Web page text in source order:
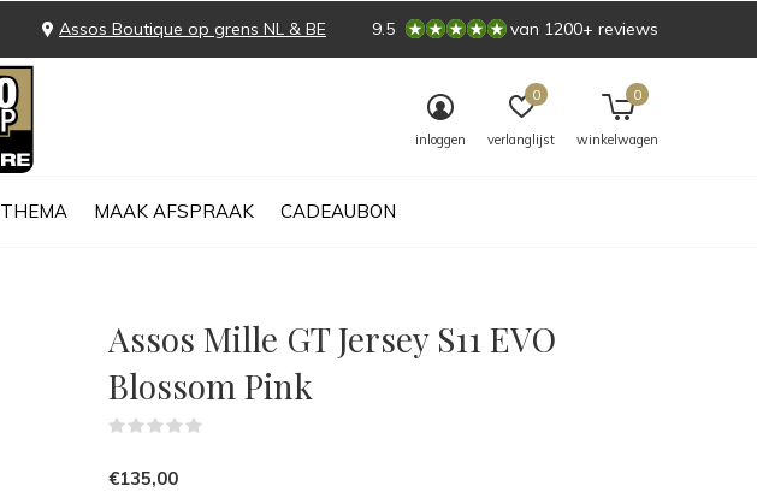
THEMA MAAK AFSPRAAK CADEAUBON
inloggen verlanglijst
0
winkelwagen
0
Assos Boutique op grens NL & BE 9.5 van 1200+ reviews
Assos Mille GT Jersey S11 EVO
Blossom Pink
€135,00